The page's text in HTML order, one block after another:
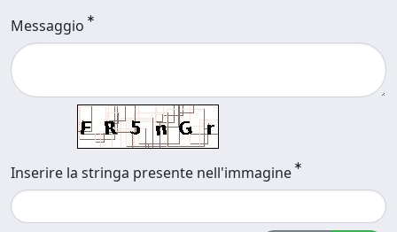
Messaggio
Inserire la stringa presente nell'immagine